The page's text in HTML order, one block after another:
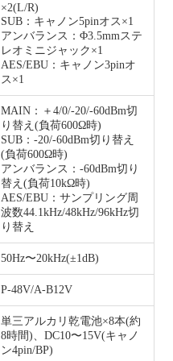
×2(L/R)
SUB：キャノン5pinオス×1
アンバランス：Φ3.5mmステ
レオミニジャック×1
AES/EBU：キャノン3pinオ
ス×1
MAIN：＋4/0/-20/-60dBm切
り替え(負荷600Ω時)
SUB：-20/-60dBm切り替え
(負荷600Ω時)
アンバランス：-60dBm切り
替え(負荷10kΩ時)
AES/EBU：サンプリング周
波数44.1kHz/48kHz/96kHz切
り替え
50Hz〜20kHz(±1dB)
P-48V/A-B12V
単三アルカリ乾電池×8本(約
8時間)、DC10〜15V(キャノ
ン4pin/BP)